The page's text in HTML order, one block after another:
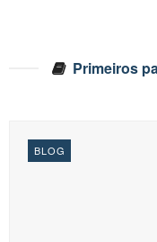
Primeiros
BLOG